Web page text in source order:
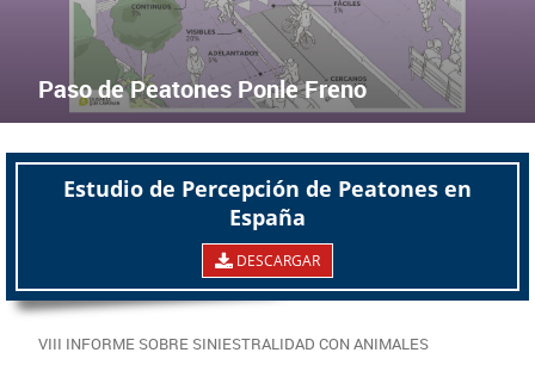
Paso de Peatones Ponle Freno
VIII INFORME SOBRE SINIESTRALIDAD CON ANIMALES